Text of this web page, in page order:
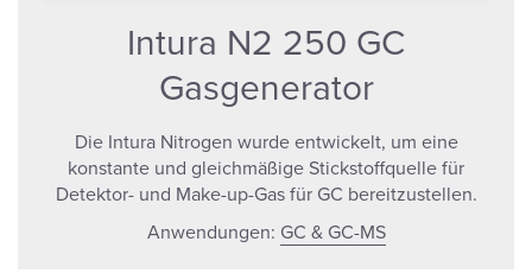
Intura N2 250 GC
Gasgenerator
Die Intura Nitrogen wurde entwickelt, um eine
konstante und gleichmäßige Stickstoffquelle für
Detektor- und Make-up-Gas für GC bereitzustellen.
Anwendungen: GC & GC-MS